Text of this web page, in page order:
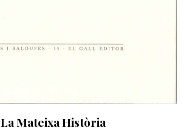
La Mateixa Història